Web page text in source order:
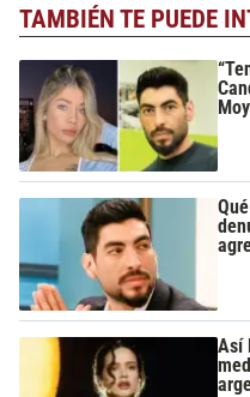
TAMBIÉN TE PUEDE
Así